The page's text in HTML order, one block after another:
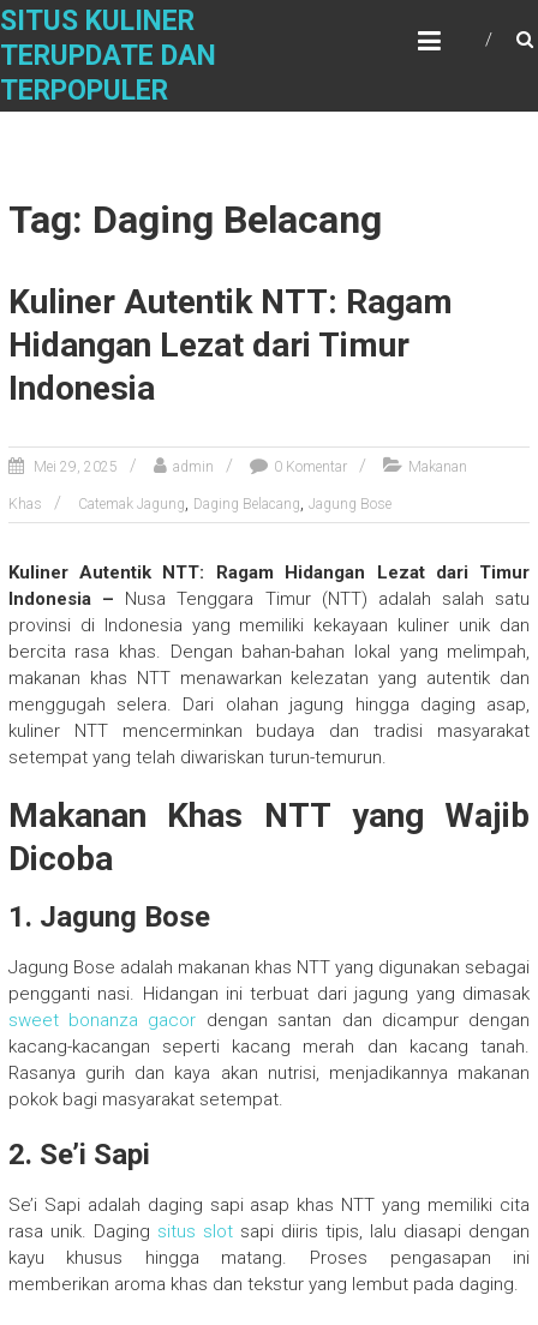
Skip
content
SITUS KULINER
TERUPDATE DAN
TERPOPULER
Tag: Daging Belacang
Kuliner Autentik NTT: Ragam
Hidangan Lezat dari Timur
Indonesia
Mei 29, 2025 admin 0 Komentar Makanan
Khas Catemak Jagung, Daging Belacang, Jagung Bose
Kuliner Autentik NTT: Ragam Hidangan Lezat dari Timur
Indonesia – Nusa Tenggara Timur (NTT) adalah salah satu
provinsi di Indonesia yang memiliki kekayaan kuliner unik dan
bercita rasa khas. Dengan bahan-bahan lokal yang melimpah,
makanan khas NTT menawarkan kelezatan yang autentik dan
menggugah selera. Dari olahan jagung hingga daging asap,
kuliner NTT mencerminkan budaya dan tradisi masyarakat
setempat yang telah diwariskan turun-temurun.
Makanan Khas NTT yang Wajib
Dicoba
1. Jagung Bose
Jagung Bose adalah makanan khas NTT yang digunakan sebagai
pengganti nasi. Hidangan ini terbuat dari jagung yang dimasak
sweet bonanza gacor dengan santan dan dicampur dengan
kacang-kacangan seperti kacang merah dan kacang tanah.
Rasanya gurih dan kaya akan nutrisi, menjadikannya makanan
pokok bagi masyarakat setempat.
2. Se’i Sapi
Se’i Sapi adalah daging sapi asap khas NTT yang memiliki cita
rasa unik. Daging situs slotsapi diiris tipis, lalu diasapi dengan
kayu khusus hingga matang. Proses pengasapan ini
memberikan aroma khas dan tekstur yang lembut pada daging.